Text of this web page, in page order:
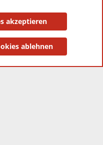
Impressum
akzeptieren
ablehnen